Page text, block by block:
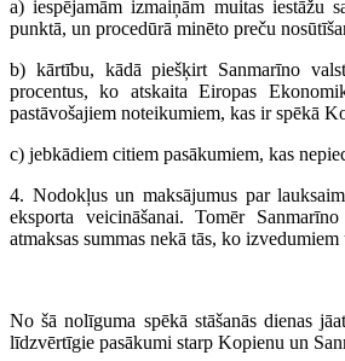
a) iespējamām izmaiņām muitas iestāžu
punktā, un procedūrā minēto preču
b) kārtību, kādā piešķirt Sanmarīno
procentus, ko atskaita Eiropas
pastāvošajiem noteikumiem, kas ir spēkā
c) jebkādiem citiem pasākumiem, kas
4. Nodokļus un maksājumus par
eksporta veicināšanai. Tomēr
atmaksas summas nekā tās, ko
No šā nolīguma spēkā stāšanās dienas
līdzvērtīgie pasākumi starp Kopienu un